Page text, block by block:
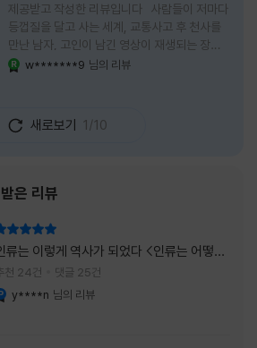
제공받고 작성한 리뷰입니다 사람들이 저마다
등껍질을 달고 사는 세계, 교통사고 후 천사를
만난 남자, 고인이 남긴 영상이 재생되는 장례
식장에서 똥을 싼 개. 이 책에는 몇 줄만 읽어도
넘어가 있었다. 소설을 읽으면서 잘 만든 단편
애니메이션 여러 편을 차례로 보는 기분이 들었
선명하게 그려졌고, 한 편이 끝날 때마다 질문
이 뒤따라왔다. 감출 수 없는 세계는 더 다정할
까 「등껍질」의 세계에서 사람들은 저마다 다른
등껍질을 달고 살아간다. 몸의 일부이면서 한
사람을 표현하는 수단
w*******9 님의 리뷰
새로보기 1/10
은 리뷰
류는 이렇게 역사가 되었다 <인류는 어떻게
사가 되었나>
천 24건 댓글 25건
y****n 님의 리뷰